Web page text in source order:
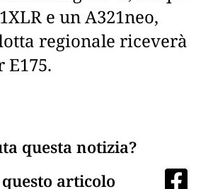
e un A321neo,
regionale riceverà
E175.
questa notizia?
articolo